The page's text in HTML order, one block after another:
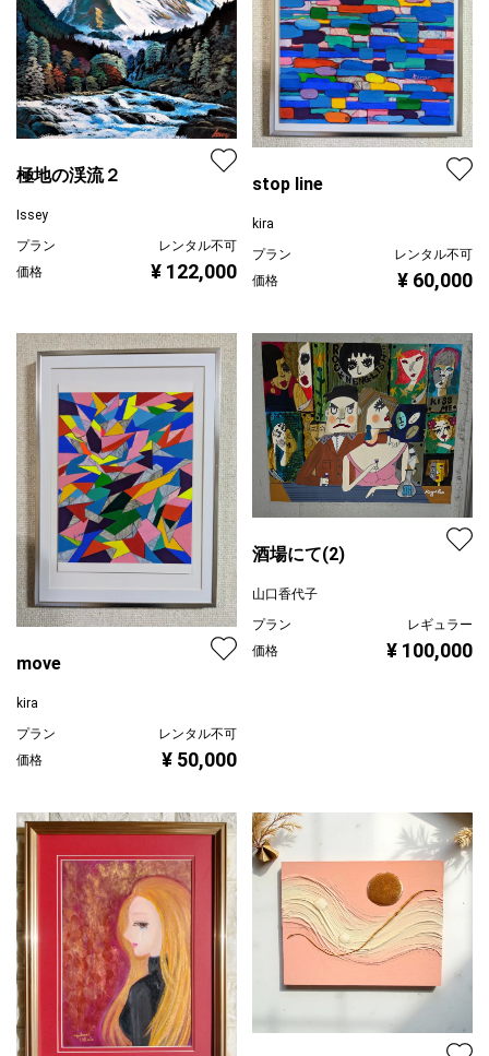
極地の渓流２
Issey
プラン
レンタル不可
価格
¥ 122,000
stop line
kira
プラン
レンタル不可
価格
¥ 60,000
move
kira
プラン
レンタル不可
価格
¥ 50,000
酒場にて(2)
山口香代子
プラン
レギュラー
価格
¥ 100,000